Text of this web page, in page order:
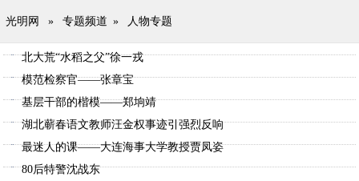
光明网 » 专题频道 » 人物专题
北大荒“水稻之父”徐一戎
模范检察官——张章宝
基层干部的楷模——郑垧靖
湖北蕲春语文教师汪金权事迹引强烈反响
最迷人的课——大连海事大学教授贾凤姿
80后特警沈战东